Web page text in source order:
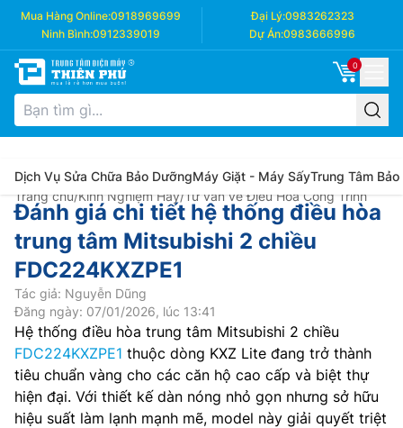
Mua Hàng Online:0918969699 Đại Lý:0983262323
Ninh Bình:0912339019 Dự Án:0983666996
0
Dịch Vụ Sửa Chữa Bảo DưỡngMáy Giặt - Máy SấyTrung Tâm Bảo
Trang chủ/Kinh Nghiệm Hay/Tư vấn về Điều Hòa Công Trình
Đánh giá chi tiết hệ thống điều hòa
trung tâm Mitsubishi 2 chiều
FDC224KXZPE1
Tác giả: Nguyễn Dũng
Đăng ngày: 07/01/2026, lúc 13:41
Hệ thống điều hòa trung tâm Mitsubishi 2 chiều
FDC224KXZPE1 thuộc dòng KXZ Lite đang trở thành
tiêu chuẩn vàng cho các căn hộ cao cấp và biệt thự
hiện đại. Với thiết kế dàn nóng nhỏ gọn nhưng sở hữu
hiệu suất làm lạnh mạnh mẽ, model này giải quyết triệt